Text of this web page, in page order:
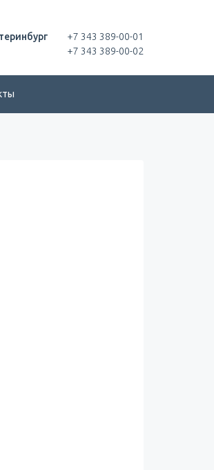
+7 343 389-00-01
+7 343 389-00-02